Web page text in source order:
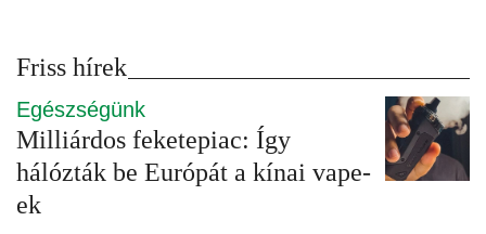
Friss hírek
Egészségünk
Milliárdos feketepiac: Így
hálózták be Európát a kínai vape-
ek